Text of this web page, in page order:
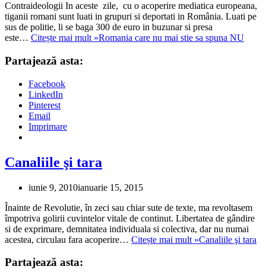
Contraideologii In aceste zile, cu o acoperire mediatica europeana,
tiganii romani sunt luati in grupuri si deportati in România. Luati pe
sus de politie, li se baga 300 de euro in buzunar si presa
este… Citește mai mult »Romania care nu mai stie sa spuna NU
Partajează asta:
Facebook
LinkedIn
Pinterest
Email
Imprimare
Canaliile şi tara
iunie 9, 2010ianuarie 15, 2015
Înainte de Revolutie, în zeci sau chiar sute de texte, ma revoltasem
împotriva golirii cuvintelor vitale de continut. Libertatea de gândire
si de exprimare, demnitatea individuala si colectiva, dar nu numai
acestea, circulau fara acoperire… Citește mai mult »Canaliile şi tara
Partajează asta: